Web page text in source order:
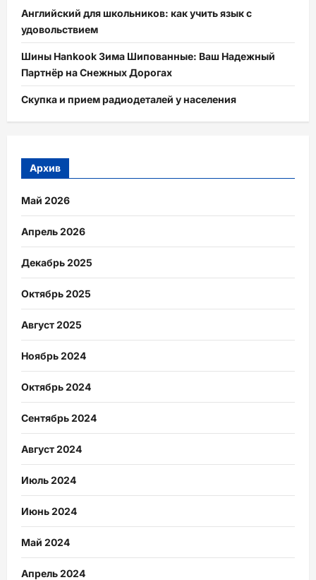
Английский для школьников: как учить язык с
удовольствием
Шины Hankook Зима Шипованные: Ваш Надежный
Партнёр на Снежных Дорогах
Скупка и прием радиодеталей у населения
Архив
Май 2026
Апрель 2026
Декабрь 2025
Октябрь 2025
Август 2025
Ноябрь 2024
Октябрь 2024
Сентябрь 2024
Август 2024
Июль 2024
Июнь 2024
Май 2024
Апрель 2024